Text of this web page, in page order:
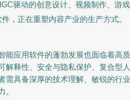
驱动的创意设计、视频制作、游戏
，正在重塑内容产业的生产方式。
能应用软件的蓬勃发展也面临着高质
解释性、安全与隐私保护、复合型人
需具备深厚的技术理解、敏锐的行业
。